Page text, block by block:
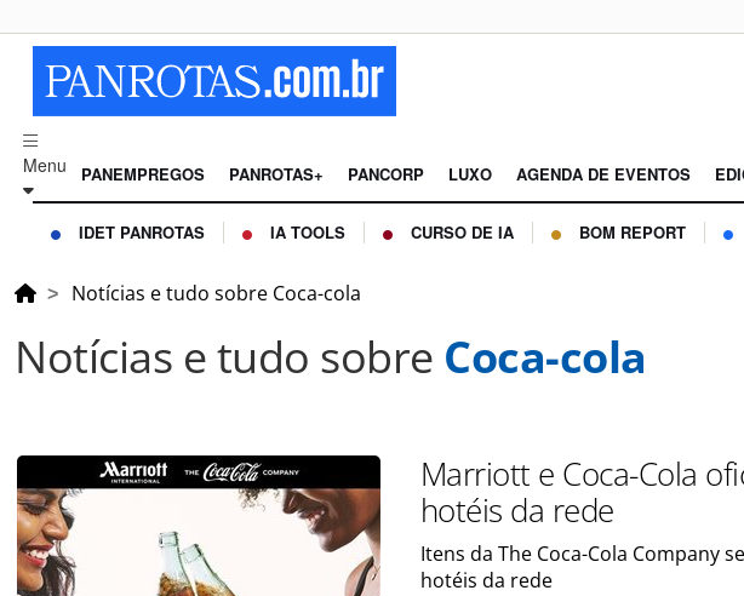
Menu PANEMPREGOS PANROTAS+ PANCORP LUXO AGENDA DE EVENTOS
IDET PANROTAS IA TOOLS CURSO DE IA BOM REPORT
Notícias e tudo sobre Coca-cola
Notícias e tudo sobre Coca-cola
Marriott e Coca-Cola
hotéis da rede
Itens da The Coca-Cola Company
hotéis da rede